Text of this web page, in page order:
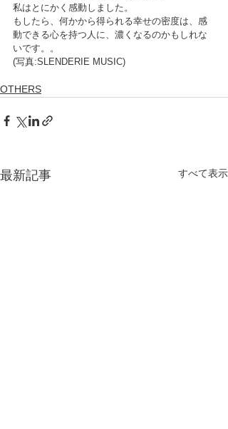
私はとにかく感動しました。
もしたら、何かから得られる幸せの密度は、感
動できる心を持つ人に、濃くなるのかもしれな
いです。。
(写真:SLENDERIE MUSIC)
OTHERS
最新記事 すべて表示